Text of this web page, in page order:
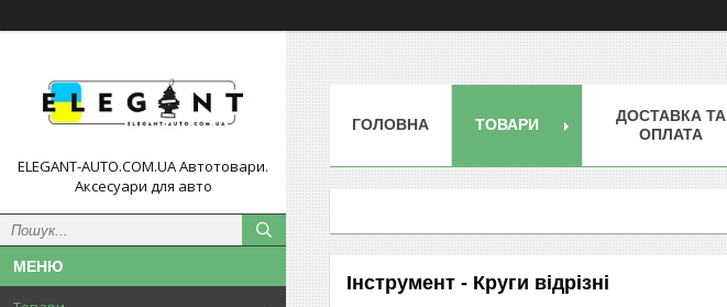
ELEGANT-AUTO.COM.UA Автотовари.
Аксесуари для авто
ГОЛОВНА ТОВАРИ
ДОСТАВКА ТА
ОПЛАТА
Інструмент - Круги відрізні